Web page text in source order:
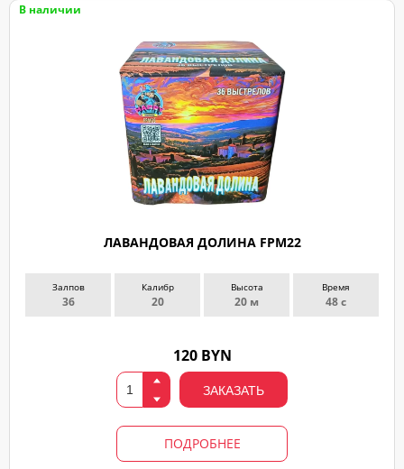
В наличии
ЛАВАНДОВАЯ ДОЛИНА FPM22
Залпов
36
Калибр
20
Высота
20 м
Время
48 с
120 BYN
ЗАКАЗАТЬ
ПОДРОБНЕЕ